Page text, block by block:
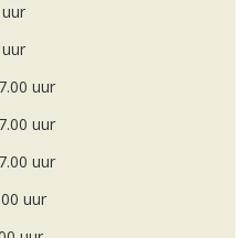
uur
uur
uur
uur